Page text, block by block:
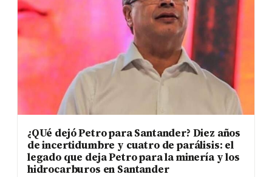
¿QUé dejó Petro para Santander? Diez años
de incertidumbre y cuatro de parálisis: el
legado que deja Petro para la minería y los
hidrocarburos en Santander